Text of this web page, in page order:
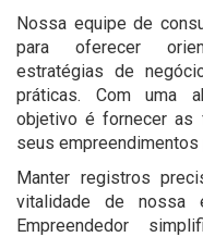
Nossa equipe de
para oferecer
estratégias de
práticas. Com uma
objetivo é fornecer as
seus empreendimentos
Manter registros
vitalidade de nossa
Empreendedor